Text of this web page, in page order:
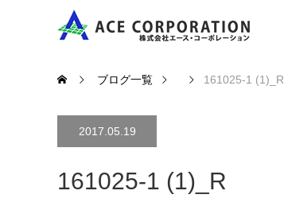
ブログ一覧 161025-1 (1)_R
2017.05.19
161025-1 (1)_R